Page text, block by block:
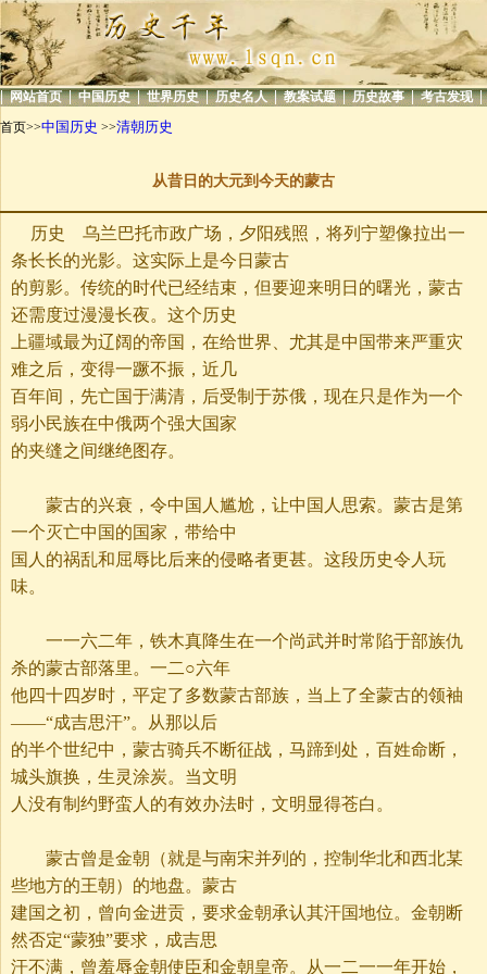
| 网站首页 | 中国历史 | 世界历史 | 历史名人 | 教案试题 | 历史故事 | 考古发现 |
首页>>中国历史 >>清朝历史
从昔日的大元到今天的蒙古
历史 乌兰巴托市政广场，夕阳残照，将列宁塑像拉出一
条长长的光影。这实际上是今日蒙古
的剪影。传统的时代已经结束，但要迎来明日的曙光，蒙古
还需度过漫漫长夜。这个历史
上疆域最为辽阔的帝国，在给世界、尤其是中国带来严重灾
难之后，变得一蹶不振，近几
百年间，先亡国于满清，后受制于苏俄，现在只是作为一个
弱小民族在中俄两个强大国家
的夹缝之间继绝图存。
蒙古的兴衰，令中国人尴尬，让中国人思索。蒙古是第
一个灭亡中国的国家，带给中
国人的祸乱和屈辱比后来的侵略者更甚。这段历史令人玩
味。
一一六二年，铁木真降生在一个尚武并时常陷于部族仇
杀的蒙古部落里。一二○六年
他四十四岁时，平定了多数蒙古部族，当上了全蒙古的领袖
——“成吉思汗”。从那以后
的半个世纪中，蒙古骑兵不断征战，马蹄到处，百姓命断，
城头旗换，生灵涂炭。当文明
人没有制约野蛮人的有效办法时，文明显得苍白。
蒙古曾是金朝（就是与南宋并列的，控制华北和西北某
些地方的王朝）的地盘。蒙古
建国之初，曾向金进贡，要求金朝承认其汗国地位。金朝断
然否定“蒙独”要求，成吉思
汗不满，曾羞辱金朝使臣和金朝皇帝。从一二一一年开始，